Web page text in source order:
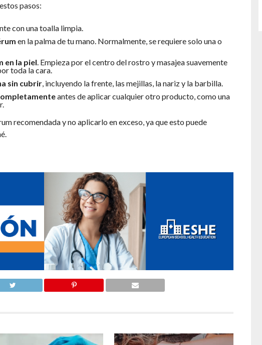
pasos:
con una toalla limpia.
en la palma de tu mano. Normalmente, se requiere solo una o
en la piel . Empieza por el centro del rostro y masajea suavemente
toda la cara.
sin cubrir, incluyendo la frente, las mejillas, la nariz y la barbilla.
antes de aplicar cualquier otro producto, como una
recomendada y no aplicarlo en exceso, ya que esto puede